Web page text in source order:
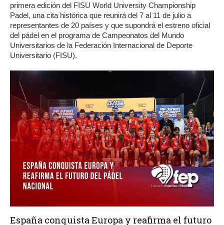
primera edición del FISU World University Championship
Padel, una cita histórica que reunirá del 7 al 11 de julio a
representantes de 20 países y que supondrá el estreno oficial
del pádel en el programa de Campeonatos del Mundo
Universitarios de la Federación Internacional de Deporte
Universitario (FISU).
España conquista Europa y reafirma el futuro